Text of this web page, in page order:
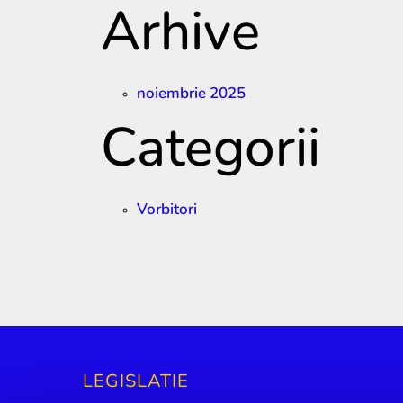
Arhive
noiembrie 2025
Categorii
Vorbitori
LEGISLATIE